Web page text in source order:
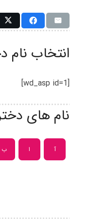
انتخاب نام
[wd_asp id=1]
نام های
آ ا ب